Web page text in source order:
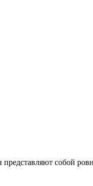
собой